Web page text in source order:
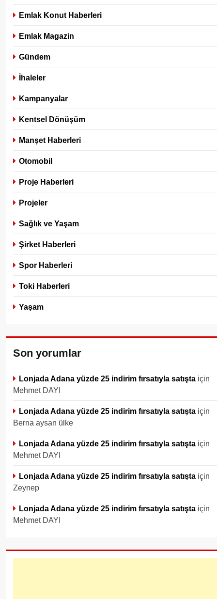
Emlak Konut Haberleri
Emlak Magazin
Gündem
İhaleler
Kampanyalar
Kentsel Dönüşüm
Manşet Haberleri
Otomobil
Proje Haberleri
Projeler
Sağlık ve Yaşam
Şirket Haberleri
Spor Haberleri
Toki Haberleri
Yaşam
Son yorumlar
Lonjada Adana yüzde 25 indirim fırsatıyla satışta için
Mehmet DAYI
Lonjada Adana yüzde 25 indirim fırsatıyla satışta için
Berna aysan ülke
Lonjada Adana yüzde 25 indirim fırsatıyla satışta için
Mehmet DAYI
Lonjada Adana yüzde 25 indirim fırsatıyla satışta için
Zeynep
Lonjada Adana yüzde 25 indirim fırsatıyla satışta için
Mehmet DAYI